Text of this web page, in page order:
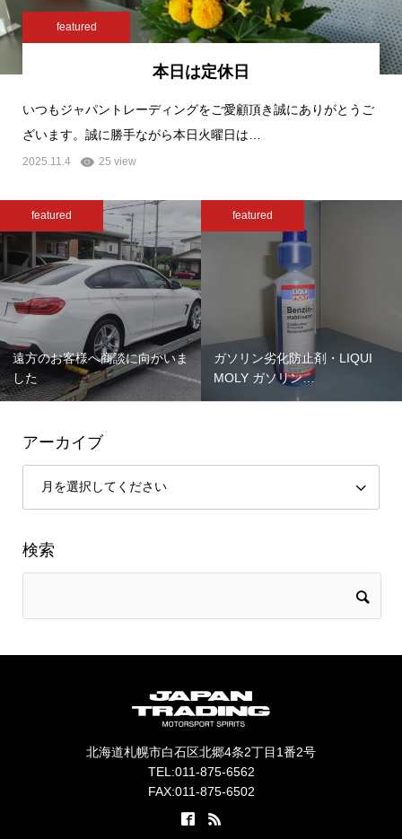
featured
本日は定休日
いつもジャパントレーディングをご愛顧頂き誠にありがとうご
ざいます。誠に勝手ながら本日火曜日は…
2025.11.4 25 view
featured
遠方のお客様へ商談に向かいま
した
featured
ガソリン劣化防止剤・LIQUI
MOLY ガソリン…
アーカイブ
検索
北海道札幌市白石区北郷4条2丁目1番2号
TEL:011-875-6562
FAX:011-875-6502